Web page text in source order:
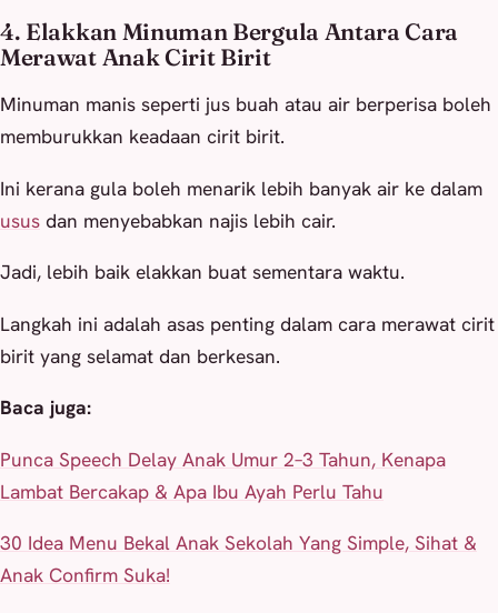
4. Elakkan Minuman Bergula Antara Cara
Merawat Anak Cirit Birit
Minuman manis seperti jus buah atau air berperisa boleh
memburukkan keadaan cirit birit.
Ini kerana gula boleh menarik lebih banyak air ke dalam
usus dan menyebabkan najis lebih cair.
Jadi, lebih baik elakkan buat sementara waktu.
Langkah ini adalah asas penting dalam cara merawat cirit
birit yang selamat dan berkesan.
Baca juga:
Punca Speech Delay Anak Umur 2–3 Tahun, Kenapa
Lambat Bercakap & Apa Ibu Ayah Perlu Tahu
30 Idea Menu Bekal Anak Sekolah Yang Simple, Sihat &
Anak Confirm Suka!